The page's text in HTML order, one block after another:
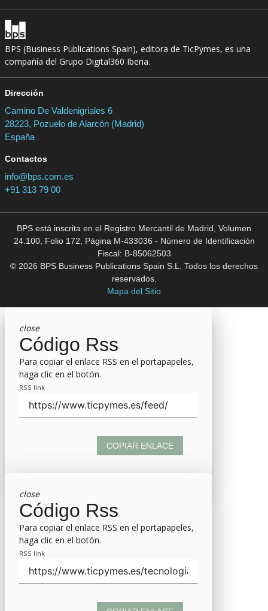
BPS (Business Publications Spain), editora de TicPymes, es una
compañía del Grupo Digital360 Iberia.
Dirección
Camino De Valdenigriales 6
28223, Pozuelo de Alarcón (Madrid)
España
Contactos
info@bps.com.es
+91 313 79 00
BPS está inscrita en el Registro Mercantil de Madrid, Volumen
24.100, Folio 172, Página M-433036 - Número de Identificación
Fiscal: B-85062503
© 2026 BPS Business Publications Spain S.L. Todos los derechos
reservados.
Mapa del Sitio
close
Código Rss
Para copiar el enlace RSS en el portapapeles,
haga clic en el botón.
RSS link
COPIAR ENLACE
close
Código Rss
Para copiar el enlace RSS en el portapapeles,
haga clic en el botón.
RSS link